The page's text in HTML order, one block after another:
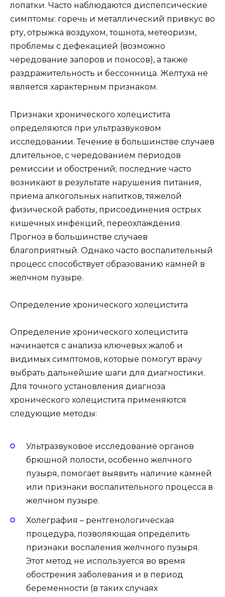
лопатки. Часто наблюдаются диспепсические
симптомы: горечь и металлический привкус во
рту, отрыжка воздухом, тошнота, метеоризм,
проблемы с дефекацией (возможно
чередование запоров и поносов), а также
раздражительность и бессонница. Желтуха не
является характерным признаком.
Признаки хронического холецистита
определяются при ультразвуковом
исследовании. Течение в большинстве случаев
длительное, с чередованием периодов
ремиссии и обострений; последние часто
возникают в результате нарушения питания,
приема алкогольных напитков, тяжелой
физической работы, присоединения острых
кишечных инфекций, переохлаждения.
Прогноз в большинстве случаев
благоприятный. Однако часто воспалительный
процесс способствует образованию камней в
желчном пузыре.
Определение хронического холецистита
Определение хронического холецистита
начинается с анализа ключевых жалоб и
видимых симптомов, которые помогут врачу
выбрать дальнейшие шаги для диагностики.
Для точного установления диагноза
хронического холецистита применяются
следующие методы:
Ультразвуковое исследование органов
брюшной полости, особенно желчного
пузыря, помогает выявить наличие камней
или признаки воспалительного процесса в
желчном пузыре.
Холеграфия – рентгенологическая
процедура, позволяющая определить
признаки воспаления желчного пузыря.
Этот метод не используется во время
обострения заболевания и в период
беременности (в таких случаях